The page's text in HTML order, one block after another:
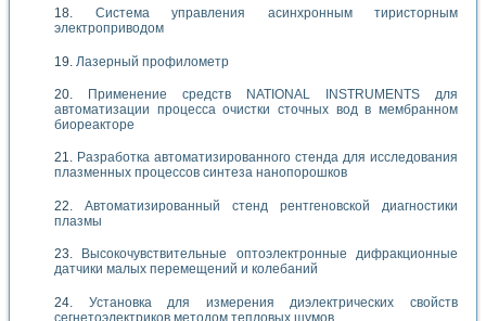
Система управления асинхронным тиристорным
электроприводом
Лазерный профилометр
Применение средств NATIONAL INSTRUMENTS для
автоматизации процесса очистки сточных вод в мембранном
биореакторе
Разработка автоматизированного стенда для исследования
плазменных процессов синтеза нанопорошков
Автоматизированный стенд рентгеновской диагностики
плазмы
Высокочувствительные оптоэлектронные дифракционные
датчики малых перемещений и колебаний
Установка для измерения диэлектрических свойств
сегнетоэлектриков методом тепловых шумов